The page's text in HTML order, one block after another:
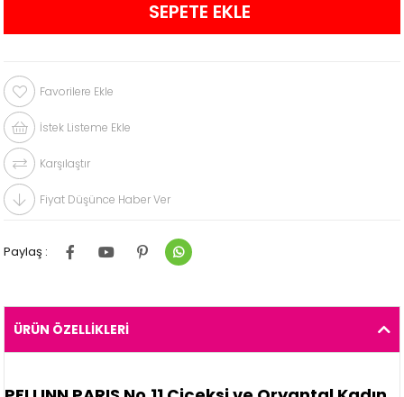
Favorilere Ekle
İstek Listeme Ekle
Karşılaştır
Fiyat Düşünce Haber Ver
Paylaş :
ÜRÜN ÖZELLIKLERI